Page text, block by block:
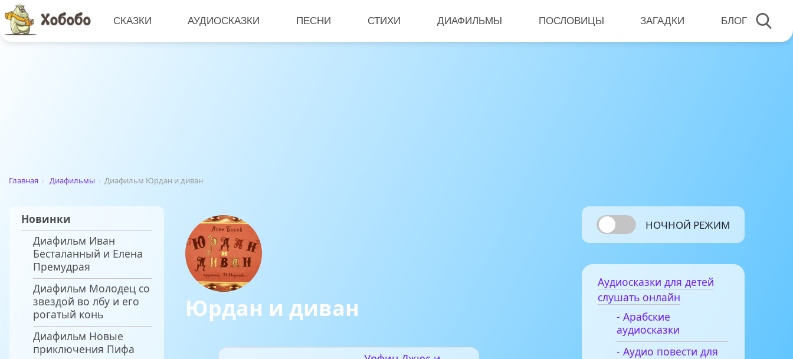
СКАЗКИ АУДИОСКАЗКИ ПЕСНИ СТИХИ ДИАФИЛЬМЫ ПОСЛОВИЦЫ ЗАГАДКИ БЛОГ
Главная › Диафильмы › Диафильм Юрдан и диван
Новинки
Диафильм Иван
Бесталанный и Елена
Премудрая
Диафильм Молодец со
звездой во лбу и его
рогатый конь
Диафильм Новые
приключения Пифа
Юрдан и диван
НОЧНОЙ РЕЖИМ
Аудиосказки для детей
слушать онлайн
- Арабские
аудиосказки
- Аудио повести для